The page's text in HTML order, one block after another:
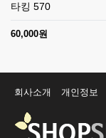
타킹 570
60,000원
회사소개 개인정보